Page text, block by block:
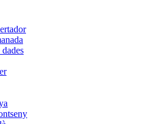
dades